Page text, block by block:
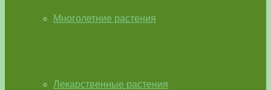
Многолетние растения
Лекарственные растения